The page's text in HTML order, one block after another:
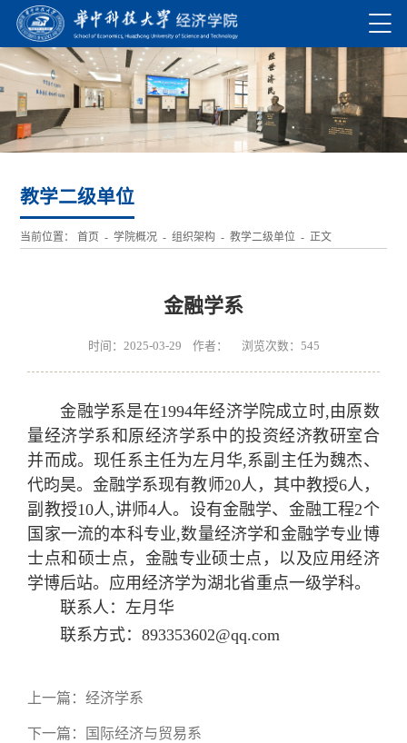
教学二级单位
当前位置：首页 -学院概况 -组织架构 -教学二级单位 - 正文
金融学系
时间：2025-03-29 作者： 浏览次数： 545
金融学系是在1994年经济学院成立时,由原数
量经济学系和原经济学系中的投资经济教研室合
并而成。现任系主任为左月华,系副主任为魏杰、
代昀昊。金融学系现有教师20人，其中教授6人，
副教授10人,讲师4人。设有金融学、金融工程2个
国家一流的本科专业,数量经济学和金融学专业博
士点和硕士点，金融专业硕士点，以及应用经济
学博后站。应用经济学为湖北省重点一级学科。
联系人：左月华
联系方式：893353602@qq.com
上一篇：经济学系
下一篇： 国际经济与贸易系